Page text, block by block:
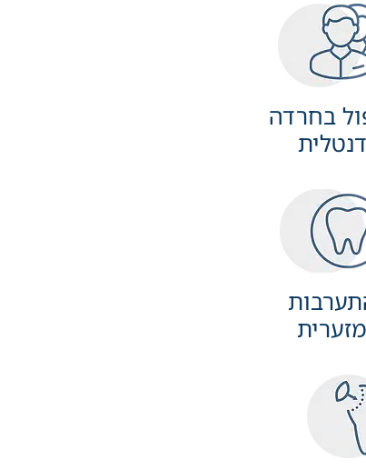
בחרדה
דנטלית
מזערית